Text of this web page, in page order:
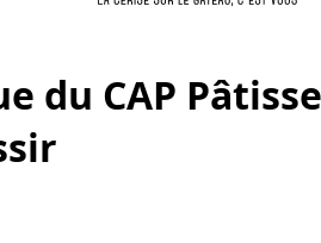
du CAP